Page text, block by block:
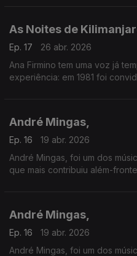
As Noites de
Ep. 17
26 abr. 2026
Ana Firmino tem uma voz já
experiência: em 1981 foi
André Mingas,
Ep. 16
19 abr. 2026
André Mingas, foi um dos
que mais contribuiu além-
André Mingas,
Ep. 16
19 abr. 2026
André Mingas, foi um dos